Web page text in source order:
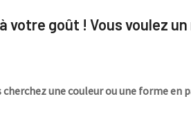
goût ! Vous voulez
cherchez une couleur ou une forme